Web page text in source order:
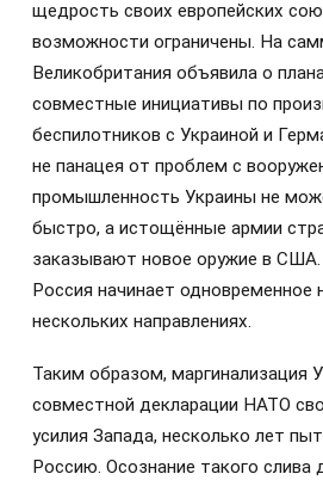
щедрость своих европейских
возможности ограничены. На
Великобритания объявила о
совместные инициативы по
беспилотников с Украиной и
не панацея от проблем с
промышленность Украины не
быстро, а истощённые армии
заказывают новое оружие в
Россия начинает одновременное
нескольких направлениях.
Таким образом, маргинализация
совместной декларации НАТО
усилия Запада, несколько лет
Россию. Осознание такого слива